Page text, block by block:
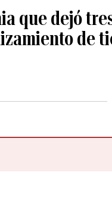
que dejó
de